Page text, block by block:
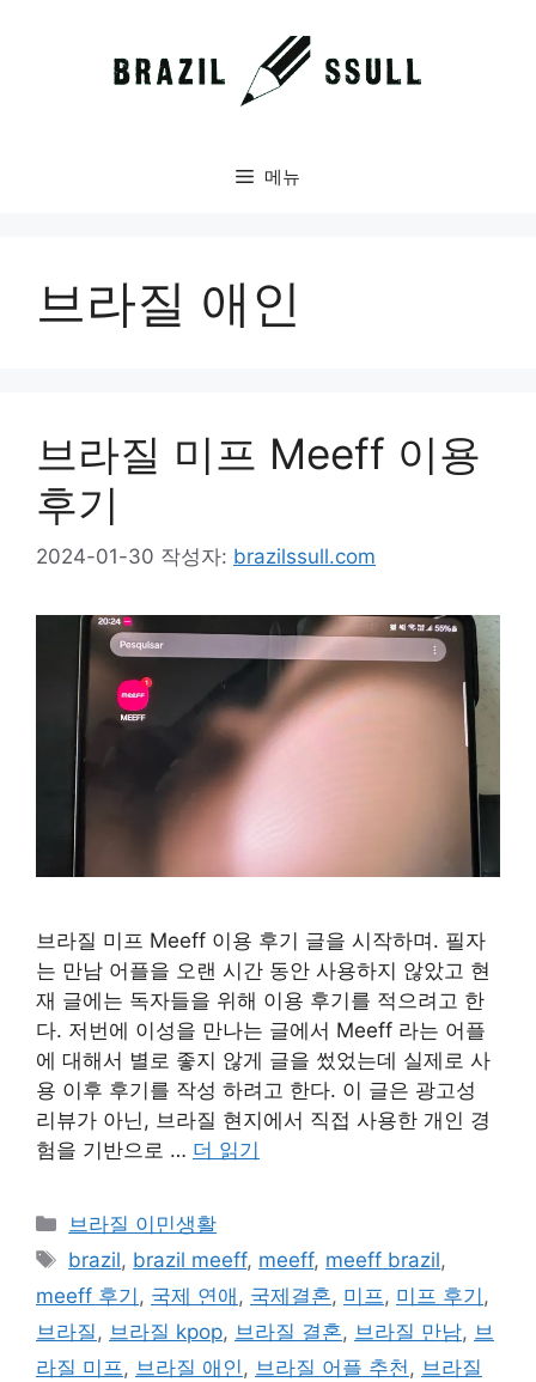
메뉴
브라질 애인
브라질 미프 Meeff 이용
후기
2024-01-30 작성자: brazilssull.com
브라질 미프 Meeff 이용 후기 글을 시작하며. 필자
는 만남 어플을 오랜 시간 동안 사용하지 않았고 현
재 글에는 독자들을 위해 이용 후기를 적으려고 한
다. 저번에 이성을 만나는 글에서 Meeff 라는 어플
에 대해서 별로 좋지 않게 글을 썼었는데 실제로 사
용 이후 후기를 작성 하려고 한다. 이 글은 광고성
리뷰가 아닌, 브라질 현지에서 직접 사용한 개인 경
험을 기반으로 … 더 읽기
카
테
리
브라질 이민생활
태
그
brazil, brazil meeff, meeff, meeff brazil,
meeff 후기 , 국제 연애 , 국제결혼, 미프 , 미프 후기 ,
브라질 , 브라질 kpop, 브라질 결혼, 브라질 만남, 브
라질 미프 , 브라질 애인 , 브라질 어플 추천 , 브라질